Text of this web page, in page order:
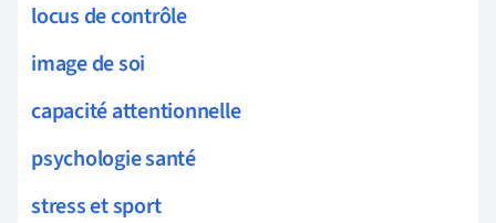
locus de contrôle
image de soi
capacité attentionnelle
psychologie santé
stress et sport